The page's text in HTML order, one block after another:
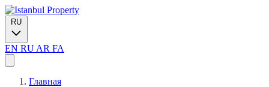
RU
EN RU AR FA
Главная